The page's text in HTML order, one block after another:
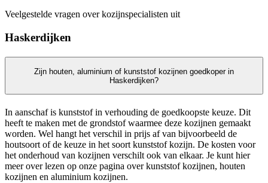
Veelgestelde vragen over kozijnspecialisten uit
Haskerdijken
Zijn houten, aluminium of kunststof kozijnen goedkoper in
Haskerdijken?
In aanschaf is kunststof in verhouding de goedkoopste keuze. Dit
heeft te maken met de grondstof waarmee deze kozijnen gemaakt
worden. Wel hangt het verschil in prijs af van bijvoorbeeld de
houtsoort of de keuze in het soort kunststof kozijn. De kosten voor
het onderhoud van kozijnen verschilt ook van elkaar. Je kunt hier
meer over lezen op onze pagina over kunststof kozijnen, houten
kozijnen en aluminium kozijnen.